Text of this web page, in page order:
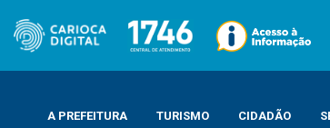
A PREFEITURA TURISMO CIDADÃO